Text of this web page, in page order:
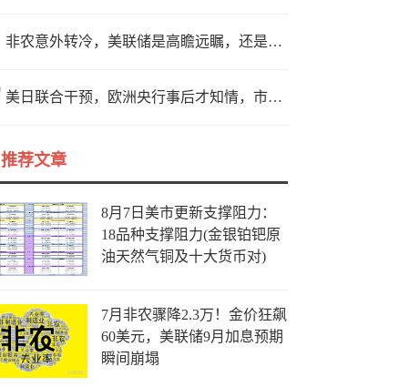
非农意外转冷，美联储是高瞻远瞩，还是政治默契？
美日联合干预，欧洲央行事后才知情，市场该担心什么？
推荐文章
8月7日美市更新支撑阻力：
18品种支撑阻力(金银铂钯原
油天然气铜及十大货币对)
7月非农骤降2.3万！金价狂飙
60美元，美联储9月加息预期
瞬间崩塌